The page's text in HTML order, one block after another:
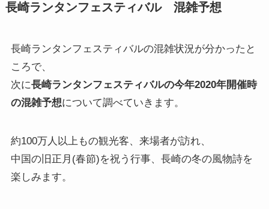
長崎ランタンフェスティバル 混雑予想
長崎ランタンフェスティバルの混雑状況が分かったと
ころで、
次に長崎ランタンフェスティバルの今年2020年開催時
の混雑予想について調べていきます。
約100万人以上もの観光客、来場者が訪れ、
中国の旧正月(春節)を祝う行事、長崎の冬の風物詩を
楽しみます。